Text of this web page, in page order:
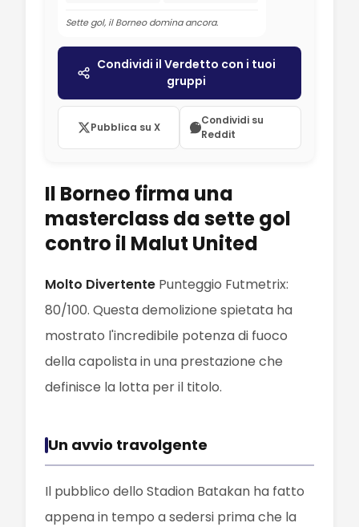
Sette gol, il Borneo domina ancora.
Condividi il Verdetto con i tuoi
gruppi
Pubblica su X
Condividi su
Reddit
Il Borneo firma una
masterclass da sette gol
contro il Malut United
Molto Divertente Punteggio Futmetrix:
80/100. Questa demolizione spietata ha
mostrato l'incredibile potenza di fuoco
della capolista in una prestazione che
definisce la lotta per il titolo.
Un avvio travolgente
Il pubblico dello Stadion Batakan ha fatto
appena in tempo a sedersi prima che la